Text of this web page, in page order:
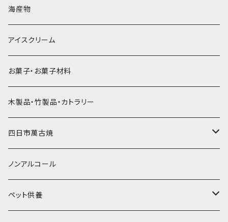
氷河の氷
氷アイテム
無添加瓶シロップ
発泡スチロール無地-使い捨て
発泡スチロールプリント柄
かき氷スプーン・スプーンストロー
プラスチック・スプーン
プラスチック・スプーンストロー
コンデンスミルク・練乳・あんこ
かき氷セット
その他かき氷用品
ドライアイス5ｋｇ
ドライアイス8ｋｇ
ドライアイス10ｋｇ
ドライアイス15ｋｇ
ドライアイス20ｋｇ
ドライアイス25ｋｇ
ビール・グラス
タンブラー
かき氷器
肉まん・あんまん
パスタ・スパゲッティ
惣菜
海産物
アイスクリーム
お菓子・お菓子材料
木製品・竹製品・カトラリー
四日市萬古焼
土鍋・土釜
一般土鍋
皿・椀・丼・小物
ノンアルコール
ペット供養